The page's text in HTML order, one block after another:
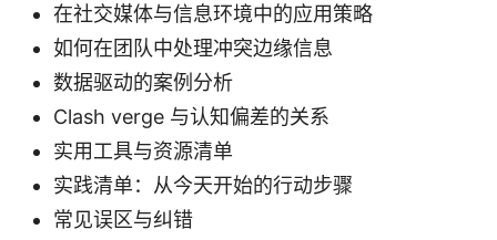
在社交媒体与信息环境中的应用策略
如何在团队中处理冲突边缘信息
数据驱动的案例分析
Clash verge 与认知偏差的关系
实用工具与资源清单
实践清单：从今天开始的行动步骤
常见误区与纠错